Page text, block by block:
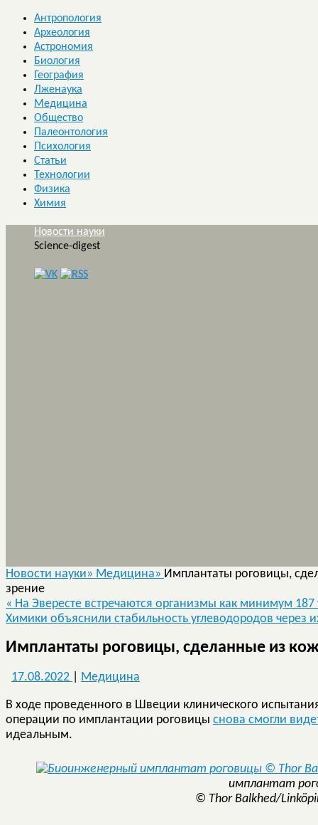
Антропология
Археология
Астрономия
Биология
География
Лженаука
Медицина
Общество
Палеонтология
Психология
Статьи
Технологии
Физика
Химия
Новости науки
Science-digest
Новости науки» Медицина» Имплантаты роговицы,
зрение
« На Эвересте встречаются организмы как минимум 187
Химики объяснили стабильность углеводородов через
Имплантаты роговицы, сделанные из
17.08.2022 Медицина
В ходе проведенного в Швеции клинического
операции по имплантации роговицы снова смогли
идеальным.
имплантат
© Thor Balkhed/